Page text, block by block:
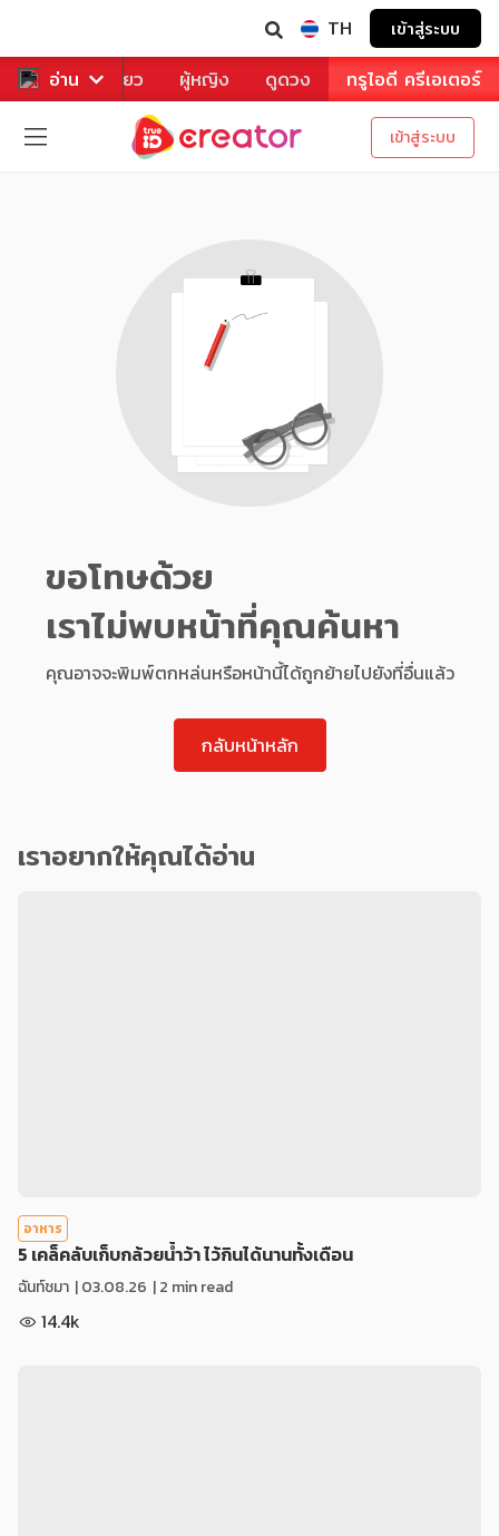
TH เข้าสู่ระบบ
อ่าน
หาร ท่องเที่ยว ผู้หญิง ดูดวง ทรูไอดี ครีเอเตอร์
เข้าสู่ระบบ
ขอโทษด้วย
เราไม่พบหน้าที่คุณค้นหา
คุณอาจจะพิมพ์ตกหล่นหรือหน้านี้ได้ถูกย้ายไปยังที่อื่นแล้ว
กลับหน้าหลัก
เราอยากให้คุณได้อ่าน
อาหาร
5 เคล็คลับเก็บกล้วยน้ำว้า ไว้กินได้นานทั้งเดือน
ฉันท์ชมา |03.08.26 | 2 min read
14.4k